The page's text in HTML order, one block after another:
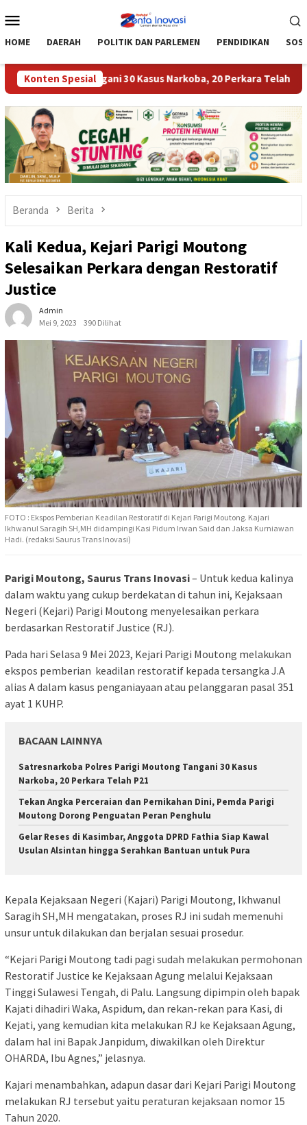
ke
Mobile
HOME DAERAH POLITIK DAN PARLEMEN PENDIDIKAN
Konten Spesial
Tangani 30 Kasus Narkoba, 20 Perkara Telah P21
Beranda Berita
Kali Kedua, Kejari Parigi Moutong
Selesaikan Perkara dengan Restoratif
Justice
Admin
Mei 9, 2023
390 Dilihat
FOTO : Ekspos Pemberian Keadilan Restoratif di Kejari Parigi Moutong. Kajari
Ikhwanul Saragih SH,MH didampingi Kasi Pidum Irwan Said dan Jaksa Kurniawan
Hadi. (redaksi Saurus Trans Inovasi)
Parigi Moutong, Saurus Trans Inovasi– Untuk kedua kalinya
dalam waktu yang cukup berdekatan di tahun ini, Kejaksaan
Negeri (Kejari) Parigi Moutong menyelesaikan perkara
berdasarkan Restoratif Justice (RJ).
Pada hari Selasa 9 Mei 2023, Kejari Parigi Moutong melakukan
ekspos pemberian keadilan restoratif kepada tersangka J.A
alias A dalam kasus penganiayaan atau pelanggaran pasal 351
ayat 1 KUHP.
BACAAN LAINNYA
Satresnarkoba Polres Parigi Moutong Tangani 30 Kasus
Narkoba, 20 Perkara Telah P21
Tekan Angka Perceraian dan Pernikahan Dini, Pemda Parigi
Moutong Dorong Penguatan Peran Penghulu
Gelar Reses di Kasimbar, Anggota DPRD Fathia Siap Kawal
Usulan Alsintan hingga Serahkan Bantuan untuk Pura
Kepala Kejaksaan Negeri (Kajari) Parigi Moutong, Ikhwanul
Saragih SH,MH mengatakan, proses RJ ini sudah memenuhi
unsur untuk dilakukan dan berjalan sesuai prosedur.
“Kejari Parigi Moutong tadi pagi sudah melakukan permohonan
Restoratif Justice ke Kejaksaan Agung melalui Kejaksaan
Tinggi Sulawesi Tengah, di Palu. Langsung dipimpin oleh bapak
Kajati dihadiri Waka, Aspidum, dan rekan-rekan para Kasi, di
Kejati, yang kemudian kita melakukan RJ ke Kejaksaan Agung,
dalam hal ini Bapak Janpidum, diwakilkan oleh Direktur
OHARDA, Ibu Agnes,” jelasnya.
Kajari menambahkan, adapun dasar dari Kejari Parigi Moutong
melakukan RJ tersebut yaitu peraturan kejaksaan nomor 15
Tahun 2020.